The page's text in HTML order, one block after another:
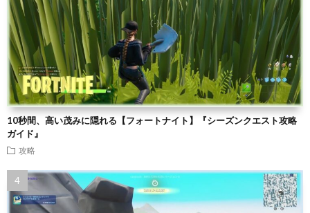
10秒間、高い茂みに隠れる【フォートナイト】『シーズンクエスト攻略
ガイド』
攻略